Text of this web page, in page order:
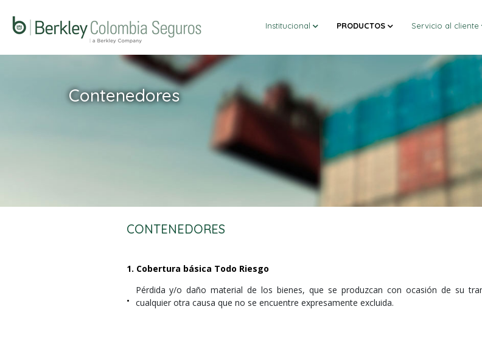
Institucional PRODUCTOS Servicio al cliente
Contenedores
CONTENEDORES
1. Cobertura básica Todo Riesgo
•
Pérdida y/o daño material de los bienes, que se produzcan con ocasión de su
cualquier otra causa que no se encuentre expresamente excluida.